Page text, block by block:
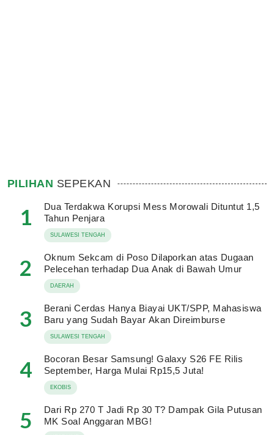
PILIHAN SEPEKAN
1
Dua Terdakwa Korupsi Mess Morowali Dituntut 1,5
Tahun Penjara
SULAWESI TENGAH
2
Oknum Sekcam di Poso Dilaporkan atas Dugaan
Pelecehan terhadap Dua Anak di Bawah Umur
DAERAH
3
Berani Cerdas Hanya Biayai UKT/SPP, Mahasiswa
Baru yang Sudah Bayar Akan Direimburse
SULAWESI TENGAH
4
Bocoran Besar Samsung! Galaxy S26 FE Rilis
September, Harga Mulai Rp15,5 Juta!
EKOBIS
5
Dari Rp 270 T Jadi Rp 30 T? Dampak Gila Putusan
MK Soal Anggaran MBG!